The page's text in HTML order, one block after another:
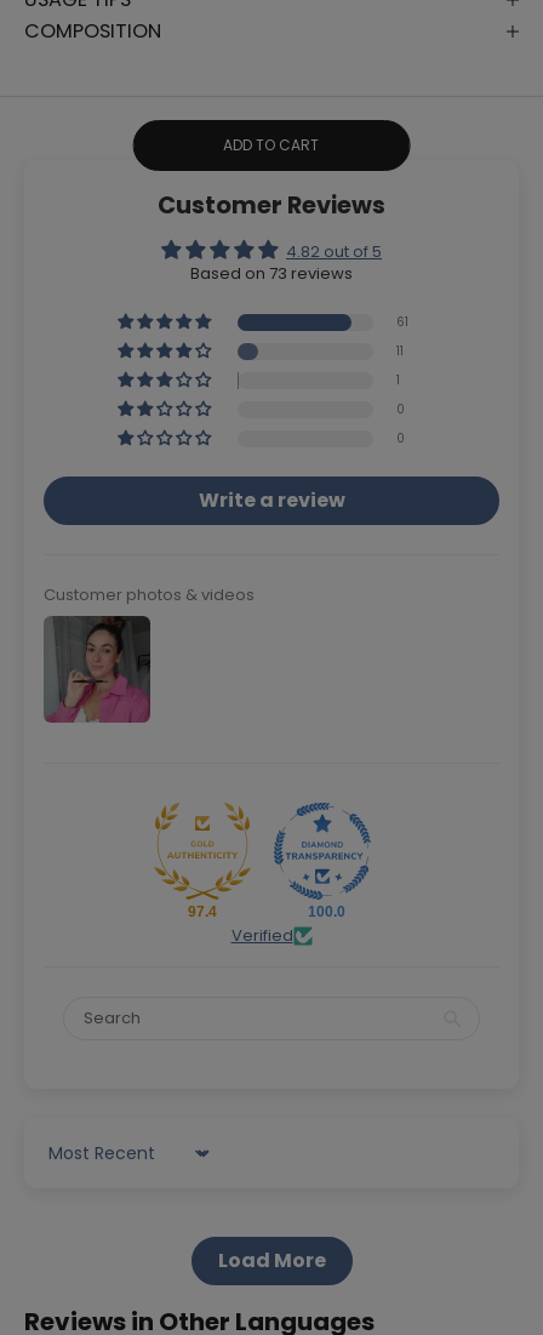
COMPOSITION
ADD TO CART
Customer Reviews
4.82 out of 5
Based on 73 reviews
61
11
1
0
0
Write a review
Customer photos & videos
97.4 100.0
Verified
Sort by
Load More
Reviews in Other Languages